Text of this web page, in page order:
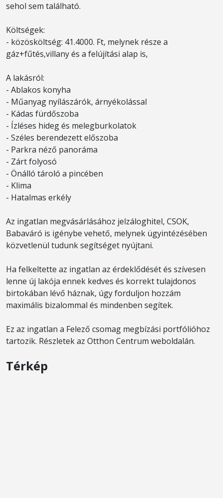
sehol sem található.
Költségek:
- közösköltség: 41.4000. Ft, melynek része a
gáz+fűtés,villany és a felújítási alap is,
A lakásról:
- Ablakos konyha
- Műanyag nyílászárók, árnyékolással
- Kádas fürdőszoba
- Ízléses hideg és melegburkolatok
- Széles berendezett előszoba
- Parkra néző panoráma
- Zárt folyosó
- Önálló tároló a pincében
- Klima
- Hatalmas erkély
Az ingatlan megvásárlásához jelzáloghitel, CSOK,
Babaváró is igénybe vehető, melynek ügyintézésében
közvetlenül tudunk segítséget nyújtani.
Ha felkeltette az ingatlan az érdeklődését és szívesen
lenne új lakója ennek kedves és korrekt tulajdonos
birtokában lévő háznak, úgy forduljon hozzám
maximális bizalommal és mindenben segítek.
Ez az ingatlan a Felező csomag megbízási portfólióhoz
tartozik. Részletek az Otthon Centrum weboldalán.
Térkép